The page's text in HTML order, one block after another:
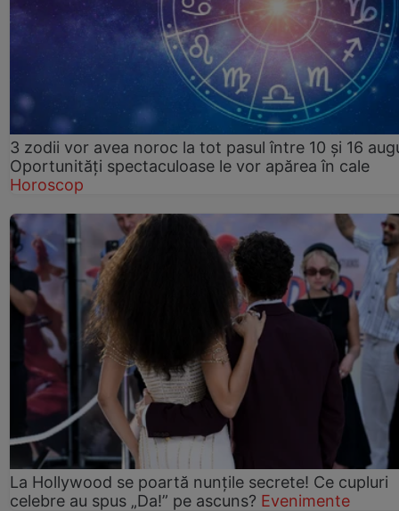
3 zodii vor avea noroc la tot pasul între 10 și 16
Oportunități spectaculoase le vor apărea în cale
Horoscop
La Hollywood se poartă nunțile secrete! Ce cupluri
celebre au spus „Da!” pe ascuns? Evenimente